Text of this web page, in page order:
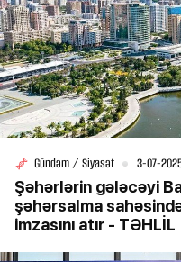
Gündəm / Siyasət 3-07-
Şəhərlərin gələcəyi
şəhərsalma
imzasını atır - TƏHLİL